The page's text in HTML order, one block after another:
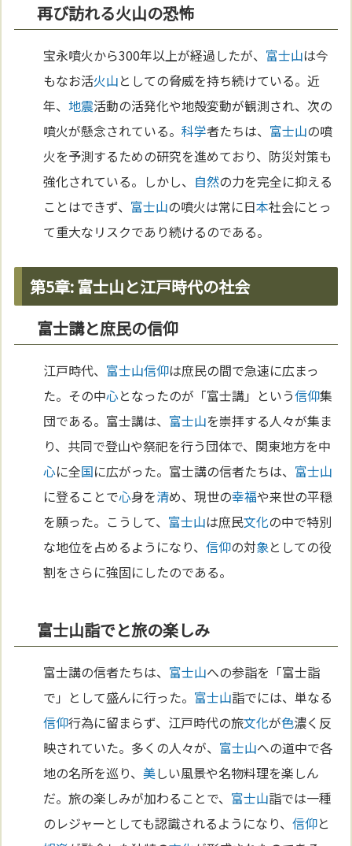
再び訪れる火山の恐怖
宝永噴火から300年以上が経過したが、 富士山は今
もなお活火山としての脅威を持ち続けている。近
年、地震活動の活発化や地殻変動が観測され、次の
噴火が懸念されている。科学者たちは、 富士山の噴
火を予測するための研究を進めており、防災対策も
強化されている。しかし、 自然の力を完全に抑える
ことはできず、 富士山の噴火は常に日本社会にとっ
て重大なリスクであり続けるのである。
第5章: 富士山と江戸時代の社会
富士講と庶民の信仰
江戸時代、 富士山信仰は庶民の間で急速に広まっ
た。その中心となったのが「富士講」という信仰集
団である。富士講は、 富士山を崇拝する人々が集ま
り、共同で登山や祭祀を行う団体で、関東地方を中
心に全国に広がった。富士講の信者たちは、 富士山
に登ることで心身を清め、現世の幸福や来世の平穏
を願った。こうして、 富士山は庶民文化の中で特別
な地位を占めるようになり、信仰の対象としての役
割をさらに強固にしたのである。
富士山詣でと旅の楽しみ
富士講の信者たちは、 富士山への参詣を「富士詣
で」として盛んに行った。 富士山詣でには、単なる
信仰行為に留まらず、江戸時代の旅文化が色濃く反
映されていた。多くの人々が、 富士山への道中で各
地の名所を巡り、美しい風景や名物料理を楽しん
だ。旅の楽しみが加わることで、 富士山詣では一種
のレジャーとしても認識されるようになり、信仰と